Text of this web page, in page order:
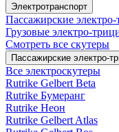
Электротранспорт
Пассажирские
Грузовые
Смотреть все скутеры
Пассажирские
Все электро­скутеры
Rutrike Gelbert Beta
Rutrike Бумеранг
Rutrike Неон
Rutrike Gelbert Atlas